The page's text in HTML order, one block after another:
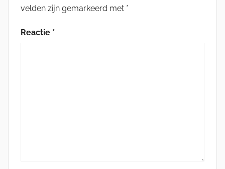
velden zijn gemarkeerd met *
Reactie *